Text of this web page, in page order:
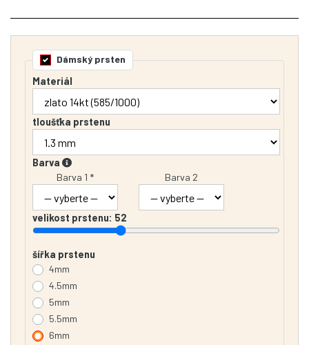
Dámský prsten
Materiál
tloušťka prstenu
Barva
Barva 1 *
Barva 2
velikost prstenu: 52
šířka prstenu
4mm
4.5mm
5mm
5.5mm
6mm